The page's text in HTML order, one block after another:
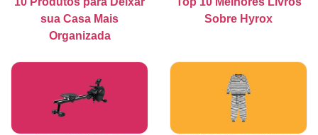
sua Casa Mais
Organizada
Sobre Hyrox